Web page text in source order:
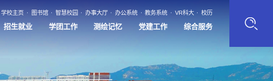
学校主页 图书馆 智慧校园 办事大厅 办公系统 教务系统 VR科大 校历
招生就业 学团工作 测绘记忆 党建工作 综合服务